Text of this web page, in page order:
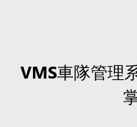
VMS車隊管理